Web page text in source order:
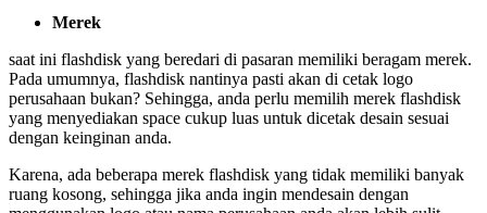
Merek
saat ini flashdisk yang beredari di pasaran memiliki beragam merek.
Pada umumnya, flashdisk nantinya pasti akan di cetak logo
perusahaan bukan? Sehingga, anda perlu memilih merek flashdisk
yang menyediakan space cukup luas untuk dicetak desain sesuai
dengan keinginan anda.
Karena, ada beberapa merek flashdisk yang tidak memiliki banyak
ruang kosong, sehingga jika anda ingin mendesain dengan